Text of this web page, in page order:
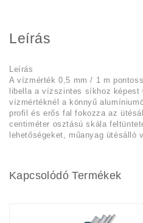
Leírás
Leírás
A vízmérték 0,5 mm / 1 m
libella a vízszintes síkhoz képest
vízmértéknél a könnyű
profil és erős fal fokozza az
centiméter osztású skála
lehetőségeket, műanyag ütésálló
Kapcsolódó Termékek